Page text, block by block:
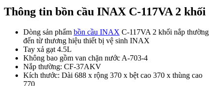
Thông tin bồn cầu INAX C-117VA 2 khối
Dòng sản phẩm bồn cầu INAX C-117VA 2 khối nắp thường
đến từ thương hiệu thiết bị vệ sinh INAX
Tay xả gạt 4.5L
Không bao gồm van chặn nước A-703-4
Nắp thường: CF-37AKV
Kích thước: Dài 688 x rộng 370 x bệt cao 370 x thùng cao
770